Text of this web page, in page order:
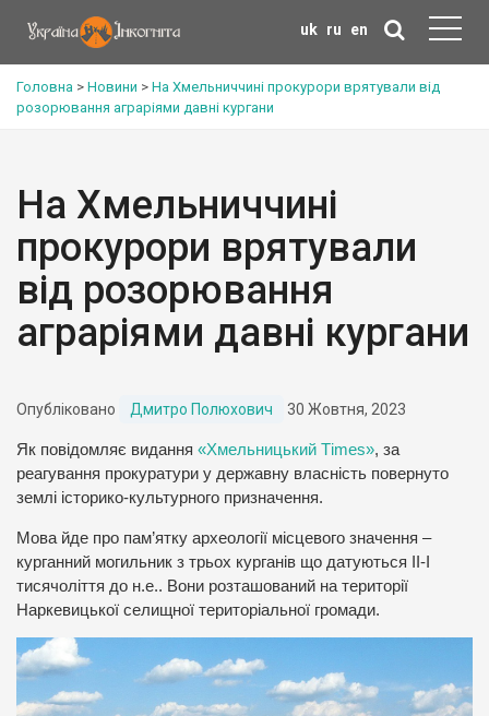
uk ru en
Головна > Новини > На Хмельниччині прокурори врятували від
розорювання аграріями давні кургани
На Хмельниччині
прокурори врятували
від розорювання
аграріями давні кургани
Опубліковано Дмитро Полюхович 30 Жовтня, 2023
Як повідомляє видання «Хмельницький Тimes», за
реагування прокуратури у державну власність повернуто
землі історико-культурного призначення.
Мова йде про пам’ятку археології місцевого значення –
курганний могильник з трьох курганів що датуються ІІ-І
тисячоліття до н.е.. Вони розташований на території
Наркевицької селищної територіальної громади.